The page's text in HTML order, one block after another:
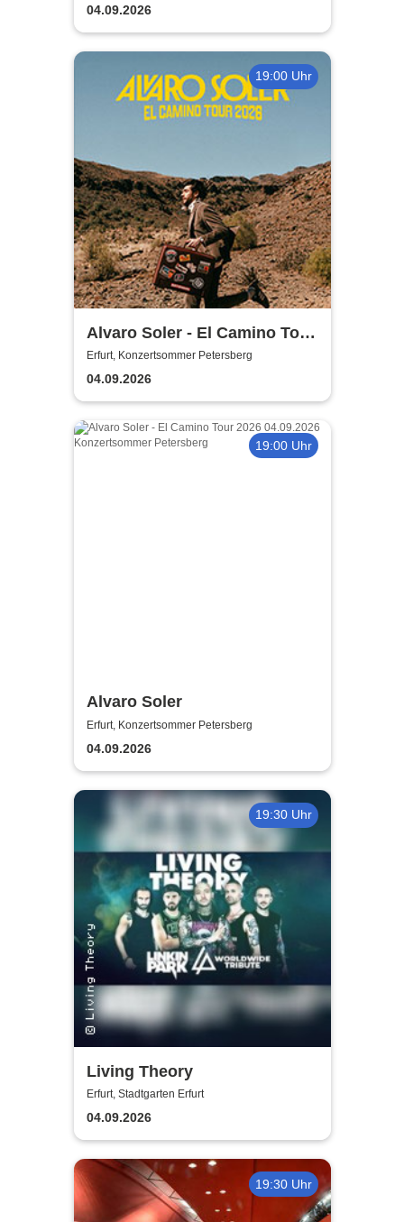
Geburtstagstournee 2026
04.09.2026
19:00 Uhr
Alvaro Soler - El Camino Tour
2026
Erfurt, Konzertsommer Petersberg
04.09.2026
19:00 Uhr
Alvaro Soler
Erfurt, Konzertsommer Petersberg
04.09.2026
19:30 Uhr
Living Theory
Erfurt, Stadtgarten Erfurt
04.09.2026
19:30 Uhr